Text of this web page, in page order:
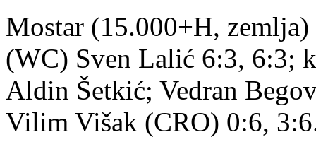
Mostar (15.000+H,
(WC) Sven Lalić 6:3, 6:3;
Aldin Šetkić; Vedran
Vilim Višak (CRO) 0:6,